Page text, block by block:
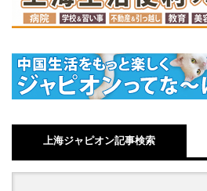
上海ジャピオン記事検索